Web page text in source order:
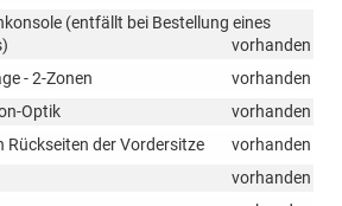
(entfällt bei Bestellung eines
vorhanden
- 2-Zonen
vorhanden
Optik
vorhanden
Rückseiten der Vordersitze
vorhanden
vorhanden